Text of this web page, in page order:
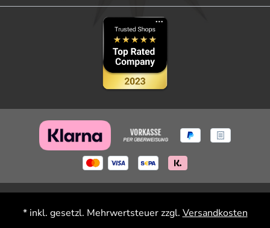
* inkl. gesetzl. Mehrwertsteuer zzgl. Versandkosten